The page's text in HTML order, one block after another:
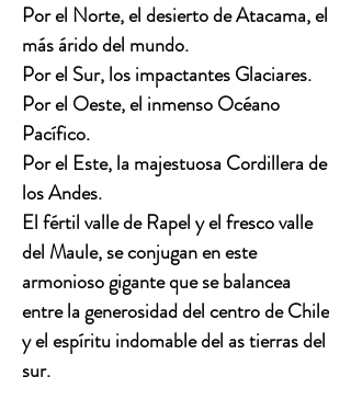
Por el Norte, el desierto de Atacama, el
más árido del mundo.
Por el Sur, los impactantes Glaciares.
Por el Oeste, el inmenso Océano
Pacífico.
Por el Este, la majestuosa Cordillera de
los Andes.
El fértil valle de Rapel y el fresco valle
del Maule, se conjugan en este
armonioso gigante que se balancea
entre la generosidad del centro de Chile
y el espíritu indomable del as tierras del
sur.